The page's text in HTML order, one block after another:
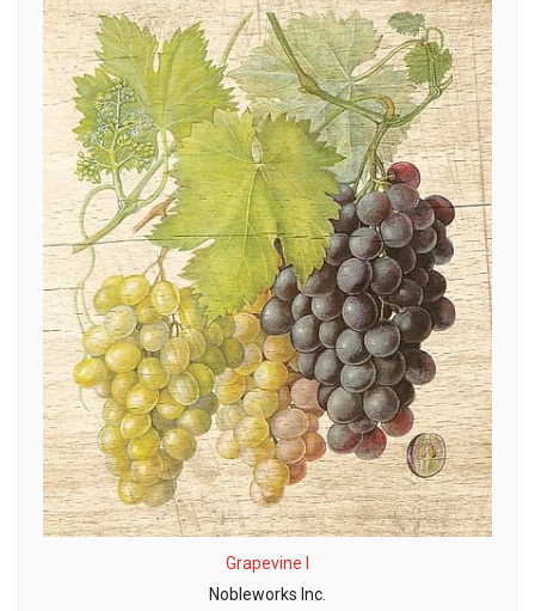
Grapevine I
Nobleworks Inc.